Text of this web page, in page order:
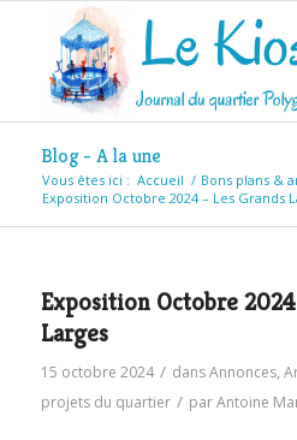
Blog - A la une
Vous êtes ici : Accueil / Bons plans &
Exposition Octobre 2024 – Les Grands
Exposition Octobre 2024
Larges
15 octobre 2024 / dansAnnonces,
projets du quartier / parAntoine